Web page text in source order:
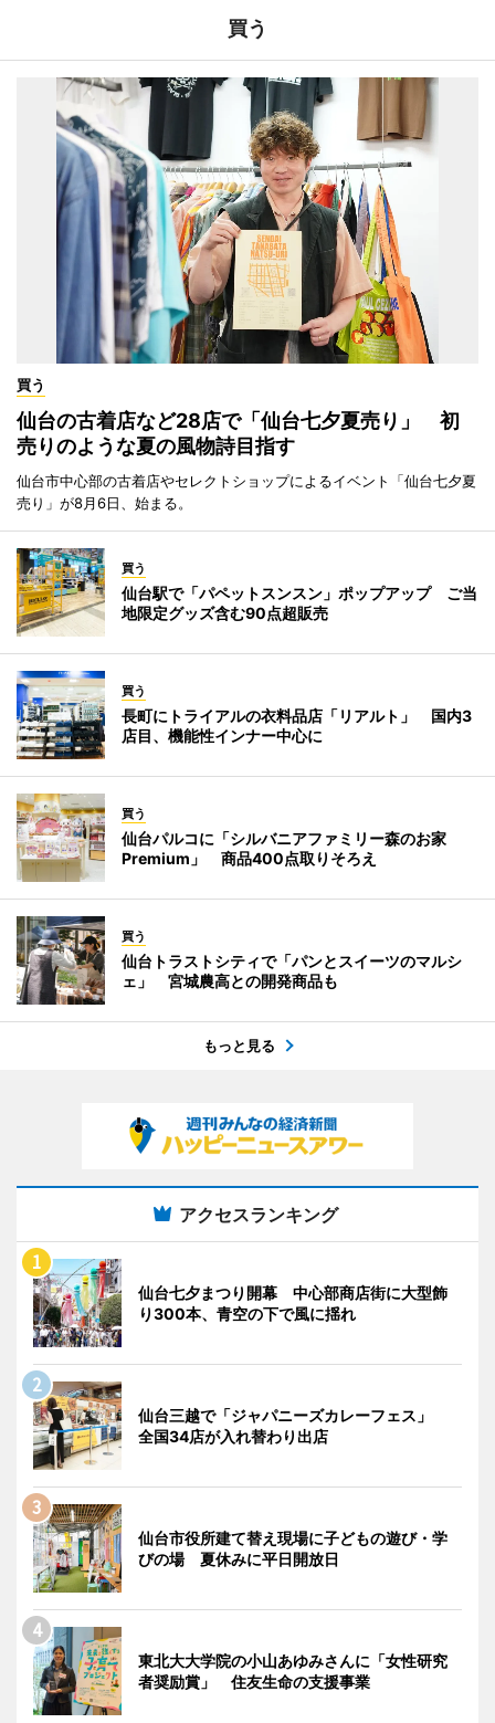
買う
買う
仙台の古着店など28店で「仙台七夕夏売り」 初
売りのような夏の風物詩目指す
仙台市中心部の古着店やセレクトショップによるイベント「仙台七夕夏
売り」が8月6日、始まる。
買う
仙台駅で「パペットスンスン」ポップアップ ご当
地限定グッズ含む90点超販売
買う
長町にトライアルの衣料品店「リアルト」 国内3
店目、機能性インナー中心に
買う
仙台パルコに「シルバニアファミリー森のお家
Premium」 商品400点取りそろえ
買う
仙台トラストシティで「パンとスイーツのマルシ
ェ」 宮城農高との開発商品も
もっと見る
アクセスランキング
仙台七夕まつり開幕 中心部商店街に大型飾
り300本、青空の下で風に揺れ
仙台三越で「ジャパニーズカレーフェス」
全国34店が入れ替わり出店
仙台市役所建て替え現場に子どもの遊び・学
びの場 夏休みに平日開放日
東北大大学院の小山あゆみさんに「女性研究
者奨励賞」 住友生命の支援事業